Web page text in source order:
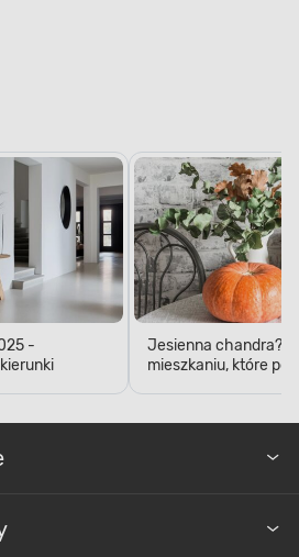
-
Jesienna chandra?
mieszkaniu, które